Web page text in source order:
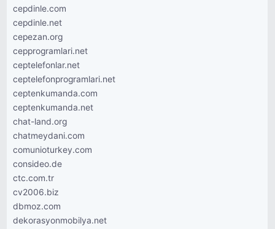
cepdinle.com
cepdinle.net
cepezan.org
cepprogramlari.net
ceptelefonlar.net
ceptelefonprogramlari.net
ceptenkumanda.com
ceptenkumanda.net
chat-land.org
chatmeydani.com
comunioturkey.com
consideo.de
ctc.com.tr
cv2006.biz
dbmoz.com
dekorasyonmobilya.net